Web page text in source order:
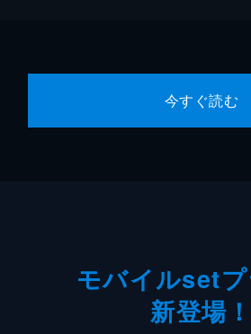
今すぐ読む
モバイルset
新登場！